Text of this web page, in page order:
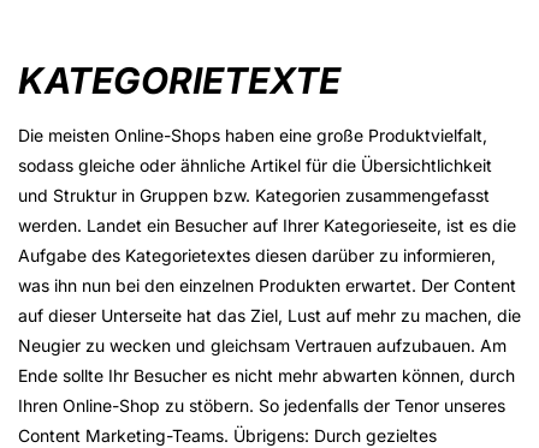
KATEGORIETEXTE
Die meisten Online-Shops haben eine große Produktvielfalt,
sodass gleiche oder ähnliche Artikel für die Übersichtlichkeit
und Struktur in Gruppen bzw. Kategorien zusammengefasst
werden. Landet ein Besucher auf Ihrer Kategorieseite, ist es die
Aufgabe des Kategorietextes diesen darüber zu informieren,
was ihn nun bei den einzelnen Produkten erwartet. Der Content
auf dieser Unterseite hat das Ziel, Lust auf mehr zu machen, die
Neugier zu wecken und gleichsam Vertrauen aufzubauen. Am
Ende sollte Ihr Besucher es nicht mehr abwarten können, durch
Ihren Online-Shop zu stöbern. So jedenfalls der Tenor unseres
Content Marketing-Teams. Übrigens: Durch gezieltes